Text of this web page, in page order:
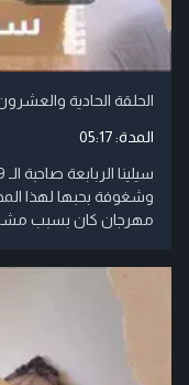
الحلقة الحادية
المدة:05:17
وشغوفة بحبها لهذا
مهرجان كان بسبب